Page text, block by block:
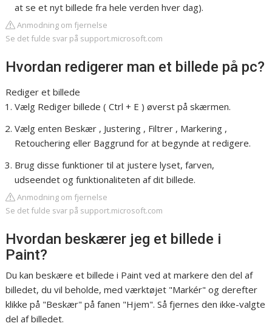
at se et nyt billede fra hele verden hver dag).
Anmodning om fjernelse
Se det fulde svar på support.microsoft.com
Hvordan redigerer man et billede på pc?
Rediger et billede
Vælg Rediger billede ( Ctrl + E ) øverst på skærmen.
Vælg enten Beskær , Justering , Filtrer , Markering ,
Retouchering eller Baggrund for at begynde at redigere.
Brug disse funktioner til at justere lyset, farven,
udseendet og funktionaliteten af dit billede.
Anmodning om fjernelse
Se det fulde svar på support.microsoft.com
Hvordan beskærer jeg et billede i
Paint?
Du kan beskære et billede i Paint ved at markere den del af
billedet, du vil beholde, med værktøjet "Markér" og derefter
klikke på "Beskær" på fanen "Hjem". Så fjernes den ikke-valgte
del af billedet.